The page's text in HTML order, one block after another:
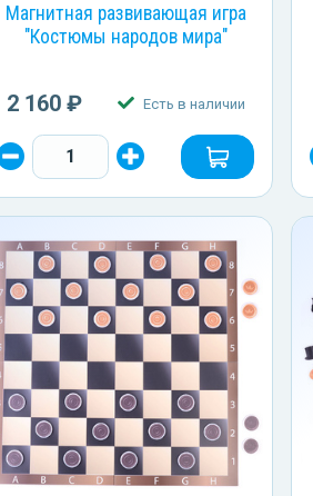
Магнитная развивающая игра
"Костюмы народов мира"
2 160 ₽ Есть в наличии